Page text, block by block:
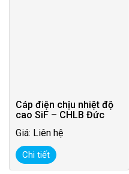
Cáp điện chịu nhiệt độ
cao SiF – CHLB Đức
Giá: Liên hệ
Chi tiết